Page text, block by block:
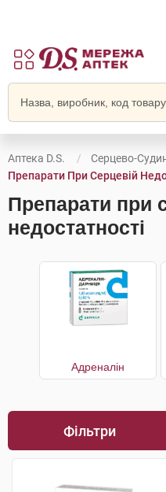
Аптека D.S.
Серцево-
Препарати При Серцевій
Препарати при
недостатності
Адреналін
Фільтри